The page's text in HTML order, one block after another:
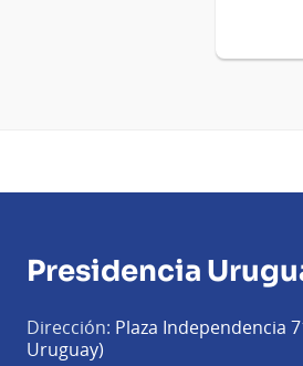
Presidencia
Dirección: Plaza Independencia
Uruguay)